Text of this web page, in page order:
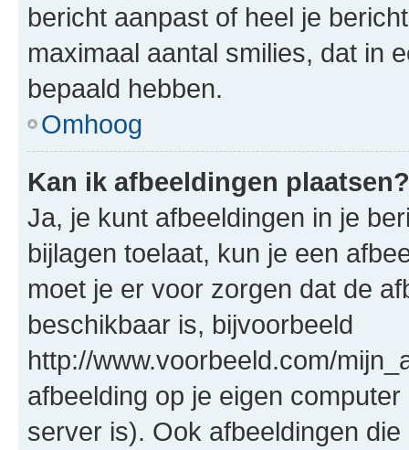
bericht aanpast of heel je
maximaal aantal smilies, dat in
bepaald hebben.
Omhoog
Kan ik afbeeldingen plaatsen?
Ja, je kunt afbeeldingen in je
bijlagen toelaat, kun je een
moet je er voor zorgen dat de
beschikbaar is, bijvoorbeeld
http://www.voorbeeld.com/
afbeelding op je eigen
server is). Ook afbeeldingen